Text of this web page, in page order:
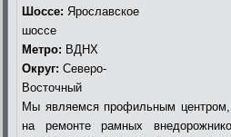
Шоссе: Ярославское
шоссе
Метро: ВДНХ
Округ: Северо-
Восточный
Мы являемся профильным центром,
на ремонте рамных